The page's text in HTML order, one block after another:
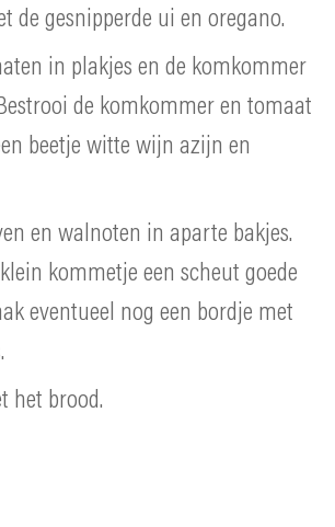
de gesnipperde ui en oregano.
in plakjes en de komkommer
de komkommer en tomaat
beetje witte wijn azijn en
en walnoten in aparte bakjes.
kommetje een scheut goede
eventueel nog een bordje met
het brood.